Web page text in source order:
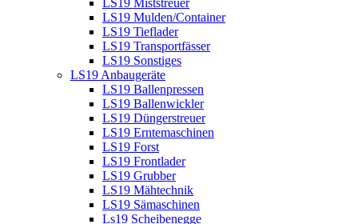
LS19 Miststreuer
LS19 Mulden/Container
LS19 Tieflader
LS19 Transportfässer
LS19 Sonstiges
LS19 Anbaugeräte
LS19 Ballenpressen
LS19 Ballenwickler
LS19 Düngerstreuer
LS19 Erntemaschinen
LS19 Forst
LS19 Frontlader
LS19 Grubber
LS19 Mähtechnik
LS19 Sämaschinen
Ls19 Scheibenegge